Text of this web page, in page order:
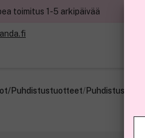
toimitus 1-5 arkipäivää
/Puhdistustuotteet/Puhdistusgeelit